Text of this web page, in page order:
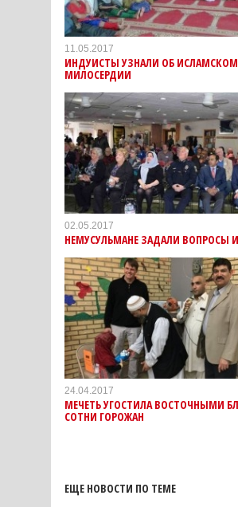
11.05.2017
ИНДУИСТЫ УЗНАЛИ ОБ ИСЛАМСКОМ
МИЛОСЕРДИИ
02.05.2017
НЕМУСУЛЬМАНЕ ЗАДАЛИ ВОПРОСЫ
24.04.2017
МЕЧЕТЬ УГОСТИЛА ВОСТОЧНЫМИ
СОТНИ ГОРОЖАН
ЕЩЕ НОВОСТИ ПО ТЕМЕ